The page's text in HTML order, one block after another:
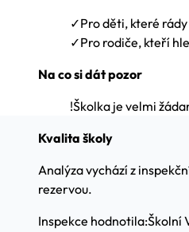
✓Pro děti, které
✓Pro rodiče, kteří
Na co si dát pozor
!Školka je velmi
Kvalita školy
Analýza vychází z
rezervou.
Inspekce hodnotila:Školní